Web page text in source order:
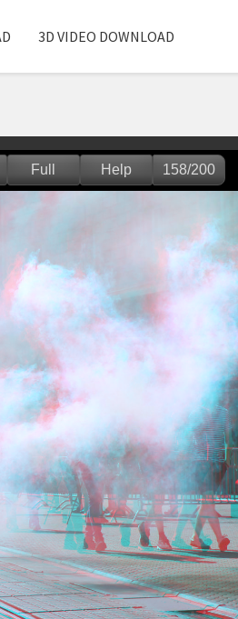
3D VIDEO DOWNLOAD